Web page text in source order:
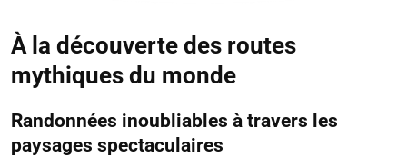
À la découverte des routes
mythiques du monde
Randonnées inoubliables à travers les
paysages spectaculaires